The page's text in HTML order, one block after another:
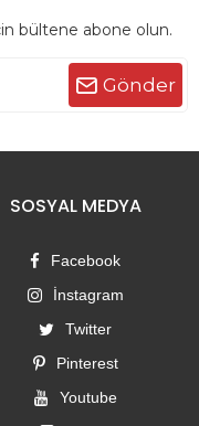
bültene abone olun.
Gönder
SOSYAL MEDYA
Facebook
İnstagram
Twitter
Pinterest
Youtube